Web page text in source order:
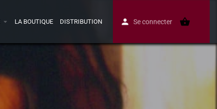
LA BOUTIQUE DISTRIBUTION Se connecter